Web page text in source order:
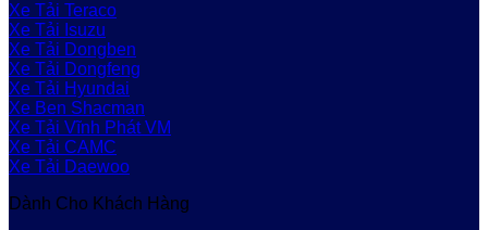
Xe Tải Teraco
Xe Tải Isuzu
Xe Tải Dongben
Xe Tải Dongfeng
Xe Tải Hyundai
Xe Ben Shacman
Xe Tải Vĩnh Phát VM
Xe Tải CAMC
Xe Tải Daewoo
Dành Cho Khách Hàng